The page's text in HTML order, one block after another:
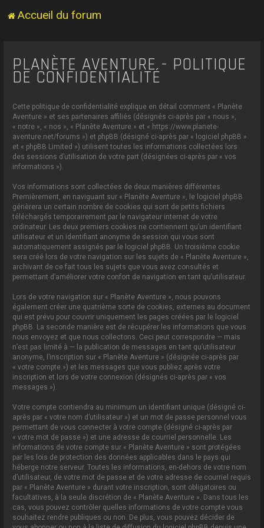
Accueil du forum
PLANÈTE AVENTURE - POLITIQUE
DE CONFIDENTIALITÉ
Cette politique de confidentialité explique en détail comment « Planète
Aventure » et ses partenaires affiliés (désignés ci-après par « nous »,
« notre », « nos », « Planète Aventure » et « https://www.planete-
aventure.net/forums ») et phpBB (désigné ci-après par « logiciel phpBB »
et « phpBB Limited ») utilisent toutes les informations collectées lors
des sessions d’utilisation de votre part (désignées ci-après par « vos
informations »).
Vos informations sont collectées de deux manières différentes.
Premièrement, en naviguant sur « Planète Aventure », le logiciel phpBB
génèrera un certain nombre de cookies qui sont de petits fichiers
téléchargés temporairement par le navigateur internet de votre
ordinateur. Les deux premiers cookies ne contiennent qu’un identifiant
utilisateur et un identifiant anonyme de session qui vous sont
automatiquement assignés par le logiciel phpBB. Un troisième cookie
sera créé lors de votre navigation sur les sujets de « Planète Aventure »,
archivant de ce fait tous les sujets que vous avez consultés et
permettant d’améliorer votre confort de navigation en tant qu’utilisateur.
Lors de votre navigation sur « Planète Aventure », nous pouvons
également créer une quatrième sorte de cookies, externes au document
qui est prévu pour couvrir uniquement les pages créées par le logiciel
phpBB. La seconde manière est de récupérer les informations que vous
nous envoyez et que nous collectons. Ceci peut correspondre — mais
n’est pas limité à — la publication de messages en tant qu’utilisateur
anonyme, l’inscription sur « Planète Aventure » (désignée ci-après par
« votre compte ») et les messages que vous publiez après votre
inscription et lors de votre connexion (désignés ci-après par « vos
messages »).
Votre compte contiendra au minimum un identifiant unique (désigné ci-
après par « votre nom d’utilisateur ») et un mot de passe personnel vous
permettant de vous connecter à votre compte (désigné ci-après par
« votre mot de passe ») et une adresse de courriel personnelle. Les
informations de votre compte sur « Planète Aventure » sont protégées
par les lois de protection des données applicables dans le pays qui
héberge notre serveur. Toutes les informations, en-dehors de votre nom
d’utilisateur, de votre mot de passe et de votre adresse de courriel requis
par « Planète Aventure » durant votre inscription, sont obligatoires ou
facultatives, à la seule discrétion de « Planète Aventure ». Dans tous les
cas, vous pouvez contrôler quelles informations de votre compte vous
souhaitez rendre publiques ou non. De plus, vous pouvez décider de